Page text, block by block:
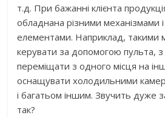
т.д. При бажанні клієнта
обладнана різними механізмами
елементами. Наприклад, такими
керувати за допомогою пульта, з
переміщати з одного місця на
оснащувати холодильними
і багатьом іншим. Звучить дуже
так?